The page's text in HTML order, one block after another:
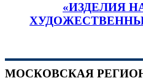
«ИЗДЕЛИЯ
МОСКОВСКАЯ